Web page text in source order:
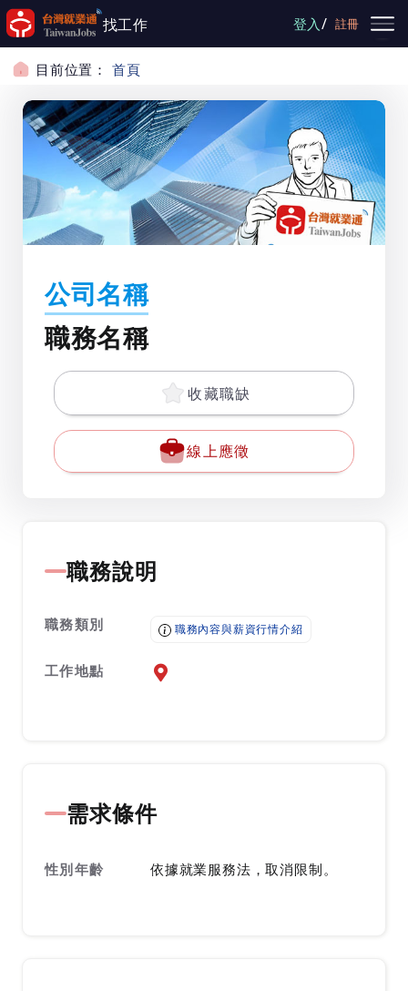
跳到主要內容
找工作 登入/ 註冊
目前位置： 首頁
公司名稱
職務名稱
收藏職缺
線上應徵
職務說明
職務類別 職務內容與薪資行情介紹
工作地點 前往查看地圖
需求條件
性別年齡 依據就業服務法，取消限制。